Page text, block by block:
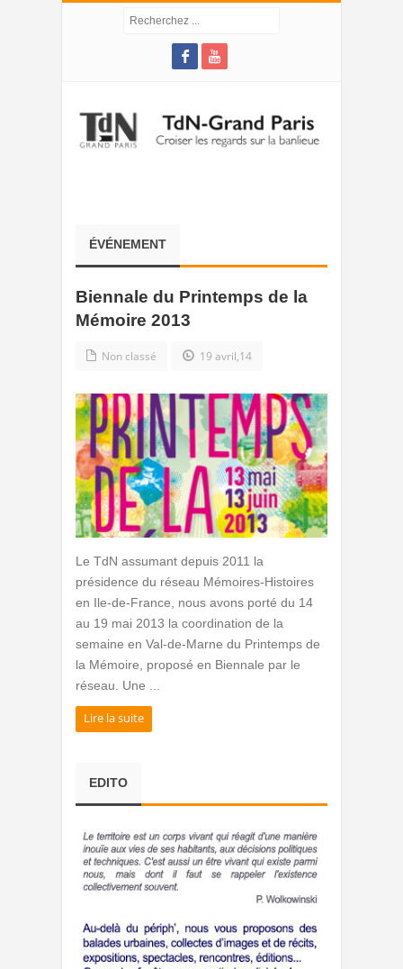
ÉVÉNEMENT
Biennale du Printemps de la
Mémoire 2013
Non classé 19 avril,14
Le TdN assumant depuis 2011 la
présidence du réseau Mémoires-Histoires
en Ile-de-France, nous avons porté du 14
au 19 mai 2013 la coordination de la
semaine en Val-de-Marne du Printemps de
la Mémoire, proposé en Biennale par le
réseau. Une ...
Lire la suite
EDITO